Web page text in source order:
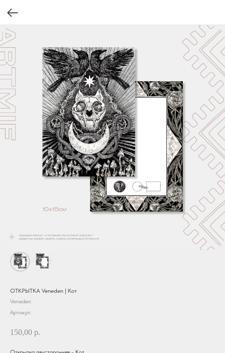
ОТКРЫТКА Veneden | Кот
Veneden
Артикул:
150,00 р.